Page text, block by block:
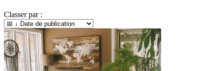
Classer par :